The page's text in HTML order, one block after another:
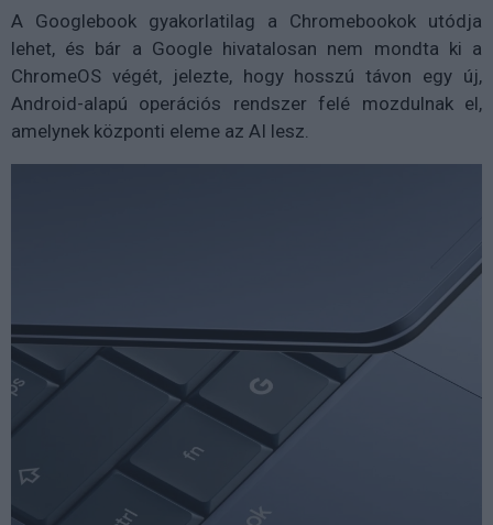
A Googlebook gyakorlatilag a Chromebookok utódja
lehet, és bár a Google hivatalosan nem mondta ki a
ChromeOS végét, jelezte, hogy hosszú távon egy új,
Android-alapú operációs rendszer felé mozdulnak el,
amelynek központi eleme az AI lesz.